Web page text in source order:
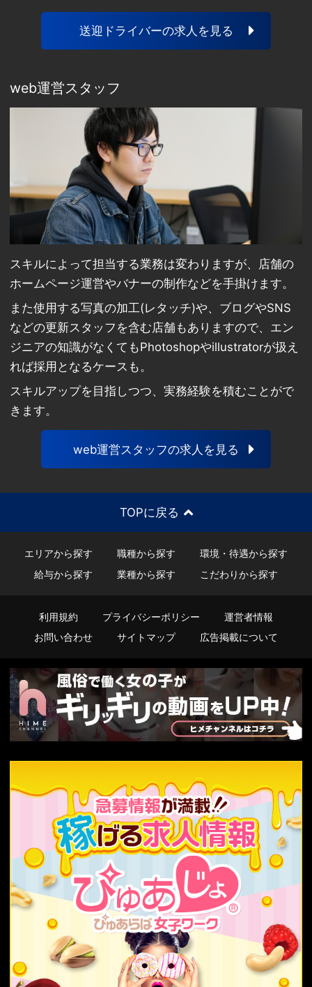
送迎ドライバーの求人を見る
web運営スタッフ
スキルによって担当する業務は変わりますが、店舗の
ホームページ運営やバナーの制作などを手掛けます。
また使用する写真の加工(レタッチ)や、ブログやSNS
などの更新スタッフを含む店舗もありますので、エン
ジニアの知識がなくてもPhotoshopやillustratorが扱え
れば採用となるケースも。
スキルアップを目指しつつ、実務経験を積むことがで
きます。
web運営スタッフの求人を見る
TOPに戻る
エリアから探す 職種から探す
環境・待遇から探す
給与から探す
業種から探す こだわりから探す
利用規約 プライバシーポリシー
運営者情報
お問い合わせ
サイトマップ 広告掲載について